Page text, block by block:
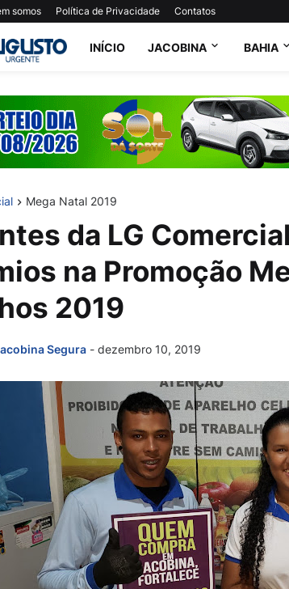
somos Política de Privacidade Contatos
INÍCIO JACOBINA BAHIA
Mega Natal 2019
da LG
na Promoção
2019
Segura - dezembro 10, 2019